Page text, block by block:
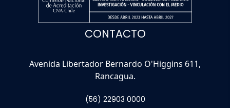
CONTACTO
Avenida Libertador Bernardo O'Higgins 611,
Rancagua.
(56) 22903 0000